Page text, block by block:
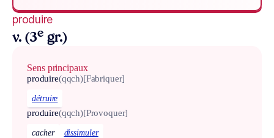
produire
v. (3e gr.)
Sens principaux
produire(qqch)[Fabriquer]
détruire
produire(qqch)[Provoquer]
cacher dissimuler